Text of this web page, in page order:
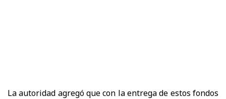
La autoridad agregó que con la entrega de estos fondos